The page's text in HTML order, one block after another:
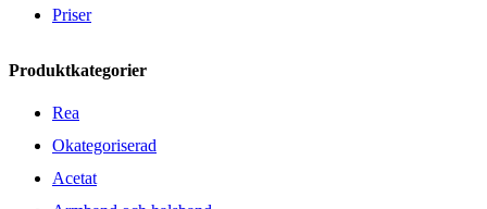
Priser
Produktkategorier
Rea
Okategoriserad
Acetat